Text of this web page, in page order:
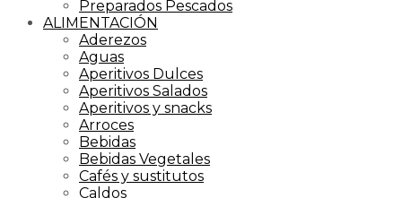
Preparados Pescados
ALIMENTACIÓN
Aderezos
Aguas
Aperitivos Dulces
Aperitivos Salados
Aperitivos y snacks
Arroces
Bebidas
Bebidas Vegetales
Cafés y sustitutos
Caldos